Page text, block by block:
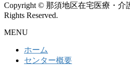
Copyright © 那須地区在宅医療・介
Rights Reserved.
MENU
ホーム
センター概要